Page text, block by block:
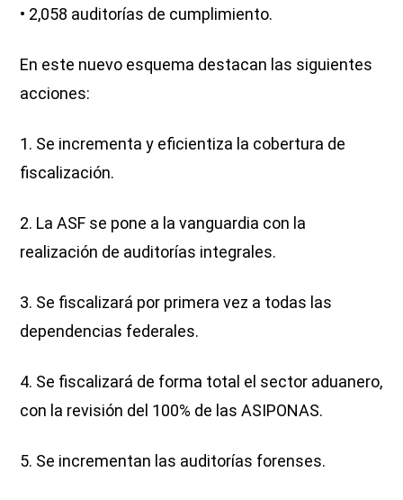
• 2,058 auditorías de cumplimiento.
En este nuevo esquema destacan las siguientes
acciones:
1. Se incrementa y eficientiza la cobertura de
fiscalización.
2. La ASF se pone a la vanguardia con la
realización de auditorías integrales.
3. Se fiscalizará por primera vez a todas las
dependencias federales.
4. Se fiscalizará de forma total el sector aduanero,
con la revisión del 100% de las ASIPONAS.
5. Se incrementan las auditorías forenses.